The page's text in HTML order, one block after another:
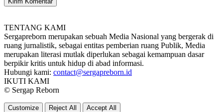
TENTANG KAMI
Sergapreborn merupakan sebuah Media Nasional yang bergerak di
ruang jurnalistik, sebagai entitas pemberian ruang Publik, Media
merupakan literasi mutlak diperlukan sebagai kemampuan dasar
berpikir kritis untuk hidup di abad informasi.
Hubungi kami: contact@sergapreborn.id
IKUTI KAMI
© Sergap Reborn
Customize Reject All Accept All